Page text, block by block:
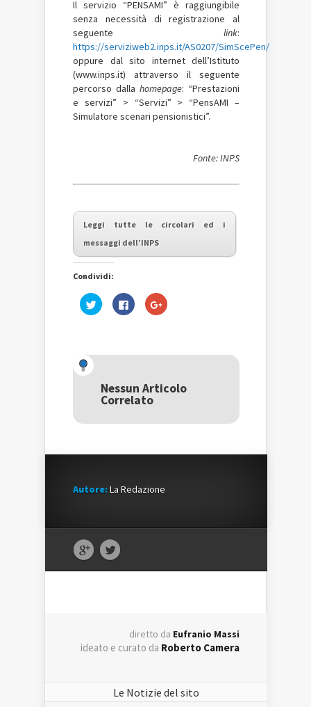
Il servizio “PENSAMI” è raggiungibile
senza necessità di registrazione al
seguente link:
https://serviziweb2.inps.it/AS0207/SimScePen/
oppure dal sito internet dell’Istituto
(www.inps.it) attraverso il seguente
percorso dalla homepage: “Prestazioni
e servizi” > “Servizi” > “PensAMI –
Simulatore scenari pensionistici”.
Fonte: INPS
Leggi tutte le circolari ed i
messaggi dell’INPS
Condividi:
Fai
clic
una
nuova
finestra)
Fai
clic
nuova
finestra)
Fai
clic
una
nuova
Nessun Articolo
Correlato
Autore:La Redazione
diretto da Eufranio Massi
ideato e curato da Roberto Camera
Le Notizie del sito